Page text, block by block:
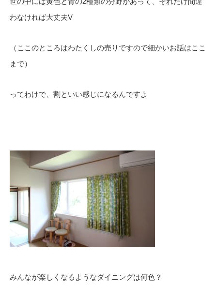
わなければ大丈夫V
（ここのところはわたくしの売りですので細かいお話はここ
まで）
ってわけで、割といい感じになるんですよ
みんなが楽しくなるようなダイニングは何色？